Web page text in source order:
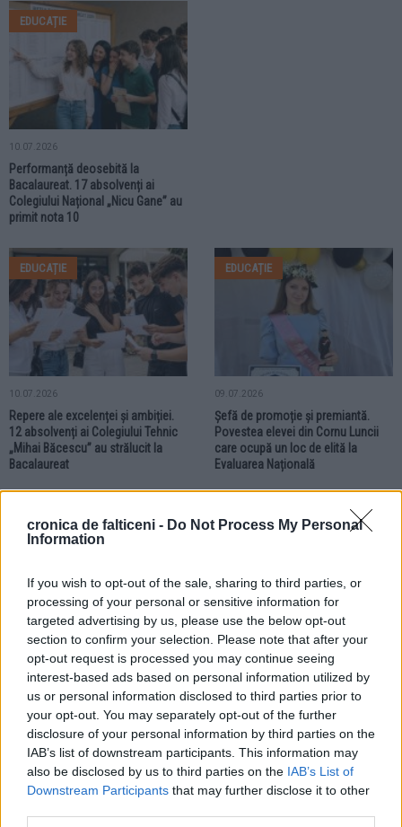
cronica de falticeni - Do Not Process My Personal
Information
If you wish to opt-out of the sale, sharing to third parties, or
processing of your personal or sensitive information for
targeted advertising by us, please use the below opt-out
section to confirm your selection. Please note that after your
opt-out request is processed you may continue seeing
interest-based ads based on personal information utilized by
us or personal information disclosed to third parties prior to
your opt-out. You may separately opt-out of the further
disclosure of your personal information by third parties on the
IAB’s list of downstream participants. This information may
also be disclosed by us to third parties on the IAB’s List of
Downstream Participants that may further disclose it to other
EDUCAȚIE
10.07.2026
Performanță deosebită la
Bacalaureat. 17 absolvenți ai
Colegiului Național „Nicu Gane” au
primit nota 10
EDUCAȚIE
10.07.2026
Repere ale excelenței și ambiției.
12 absolvenți ai Colegiului Tehnic
„Mihai Băcescu” au strălucit la
Bacalaureat
EDUCAȚIE
09.07.2026
Șefă de promoție și premiantă.
Povestea elevei din Cornu Luncii
care ocupă un loc de elită la
Evaluarea Națională
08.07.2026
Performanțe la Bacalaureat. Topul
absolvenților cu cele mai mari 10
medii de la Colegiul Național „Nicu
Gane”